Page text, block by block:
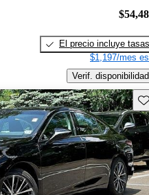
El precio incluye tasas
$1,197/mes
Verif. disponibilidad